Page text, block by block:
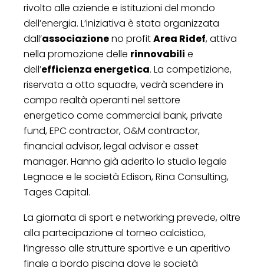
rivolto alle aziende e istituzioni del mondo
dell’energia. L’iniziativa è stata organizzata
dall’associazioneno profitArea Ridef, attiva
nella promozione delle rinnovabili e
dell’efficienza energetica. La competizione,
riservata a otto squadre, vedrà scendere in
campo realtà operanti nel settore
energetico come commercial bank, private
fund, EPC contractor, O&M contractor,
financial advisor, legal advisor e asset
manager. Hanno già aderito lo studio legale
Legnace e le società Edison, Rina Consulting,
Tages Capital.
La giornata di sport e networking prevede, oltre
alla partecipazione al torneo calcistico,
l’ingresso alle strutture sportive e un aperitivo
finale a bordo piscina dove le società